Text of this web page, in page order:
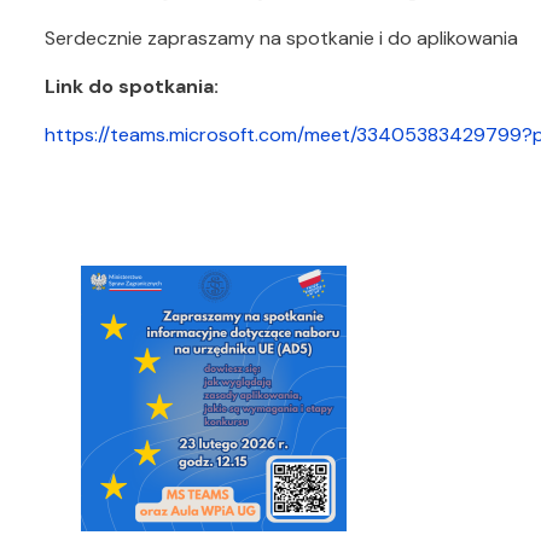
Serdecznie zapraszamy na spotkanie i do aplikowania
Link do spotkania:
https://teams.microsoft.com/meet/